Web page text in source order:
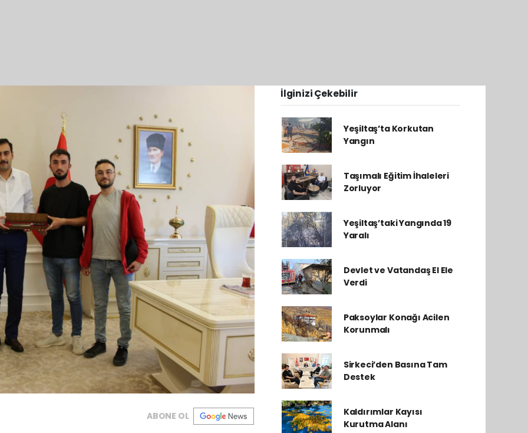
ABONE OL
İlginizi Çekebilir
Yeşiltaş’ta Korkutan
Yangın
Taşımalı Eğitim İhaleleri
Zorluyor
Yeşiltaş’taki Yangında 19
Yaralı
Devlet ve Vatandaş El Ele
Verdi
Paksoylar Konağı Acilen
Korunmalı
Sirkeci’den Basına Tam
Destek
Kaldırımlar Kayısı
Kurutma Alanı